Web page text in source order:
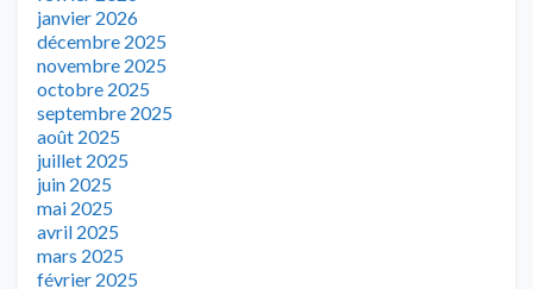
janvier 2026
décembre 2025
novembre 2025
octobre 2025
septembre 2025
août 2025
juillet 2025
juin 2025
mai 2025
avril 2025
mars 2025
février 2025